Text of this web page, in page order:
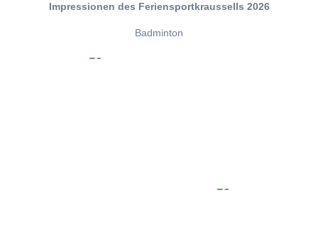
Impressionen des Feriensportkraussells 2026
Badminton